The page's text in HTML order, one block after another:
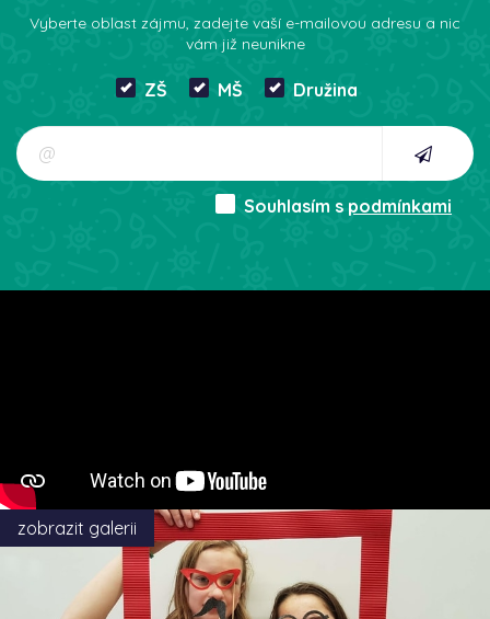
Vyberte oblast zájmu, zadejte vaší e-mailovou adresu a nic
vám již neunikne
ZŠ MŠ Družina
Souhlasím s podmínkami
zobrazit galerii